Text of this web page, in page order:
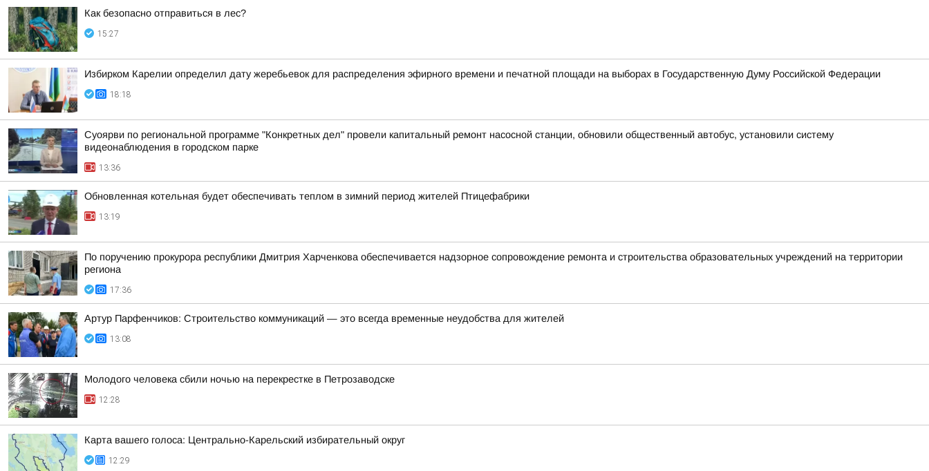
Как безопасно отправиться в лес?
15:27
Избирком Карелии определил дату жеребьевок для распределения эфирного времени и печатной площади на выборах в Государственную Думу Российской Федерации
18:18
Суоярви по региональной программе "Конкретных дел" провели капитальный ремонт насосной станции, обновили общественный автобус, установили систему
видеонаблюдения в городском парке
13:36
Обновленная котельная будет обеспечивать теплом в зимний период жителей Птицефабрики
13:19
По поручению прокурора республики Дмитрия Харченкова обеспечивается надзорное сопровождение ремонта и строительства образовательных учреждений на территории
региона
17:36
Артур Парфенчиков: Строительство коммуникаций — это всегда временные неудобства для жителей
13:08
Молодого человека сбили ночью на перекрестке в Петрозаводске
12:28
Карта вашего голоса: Центрально-Карельский избирательный округ
12:29